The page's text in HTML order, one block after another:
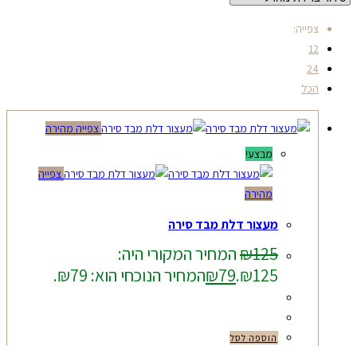
צפייה:
12
24
הכל
צפייה מהירה
מבצע!
צפייה
מהירה
מעצור דלת מבד סירה
₪125
המחיר המקורי היה:
₪125.
₪79 המחיר הנוכחי הוא: ₪79.
הוספה לסל